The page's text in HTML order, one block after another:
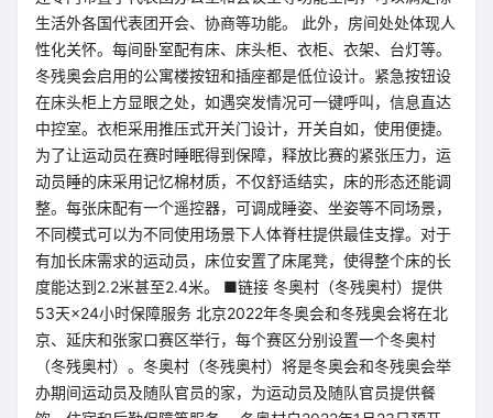
生活外各国代表团开会、协商等功能。 此外，房间处处体现人
性化关怀。每间卧室配有床、床头柜、衣柜、衣架、台灯等。
冬残奥会启用的公寓楼按钮和插座都是低位设计。紧急按钮设
在床头柜上方显眼之处，如遇突发情况可一键呼叫，信息直达
中控室。衣柜采用推压式开关门设计，开关自如，使用便捷。
为了让运动员在赛时睡眠得到保障，释放比赛的紧张压力，运
动员睡的床采用记忆棉材质，不仅舒适结实，床的形态还能调
整。每张床配有一个遥控器，可调成睡姿、坐姿等不同场景，
不同模式可以为不同使用场景下人体脊柱提供最佳支撑。对于
有加长床需求的运动员，床位安置了床尾凳，使得整个床的长
度能达到2.2米甚至2.4米。 ■链接 冬奥村（冬残奥村）提供
53天×24小时保障服务 北京2022年冬奥会和冬残奥会将在北
京、延庆和张家口赛区举行，每个赛区分别设置一个冬奥村
（冬残奥村）。冬奥村（冬残奥村）将是冬奥会和冬残奥会举
办期间运动员及随队官员的家，为运动员及随队官员提供餐